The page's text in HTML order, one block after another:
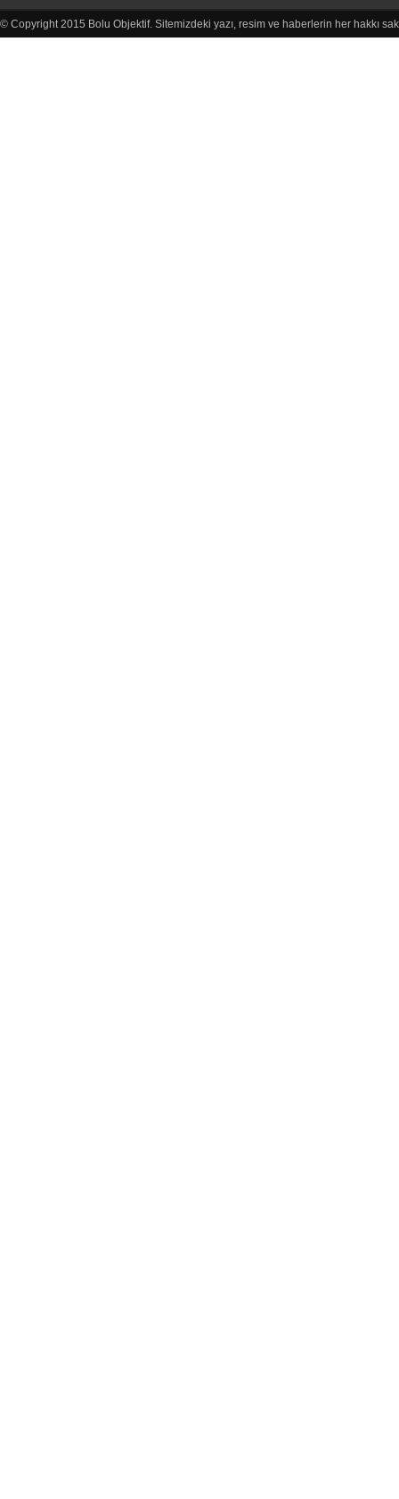
© Copyright 2015 Bolu Objektif. Sitemizdeki yazı, resim ve haberlerin her hakkı